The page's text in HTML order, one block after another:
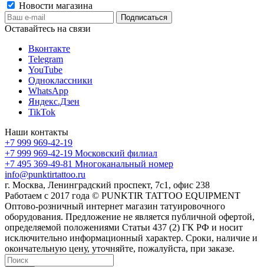
Новости магазина
Оставайтесь на связи
Вконтакте
Telegram
YouTube
Одноклассники
WhatsApp
Яндекс.Дзен
TikTok
Наши контакты
+7 999 969-42-19
+7 999 969-42-19 Московский филиал
+7 495 369-49-81 Многоканальный номер
info@punktirtattoo.ru
г. Москва, Ленинградский проспект, 7с1, офис 238
Работаем с 2017 года © PUNKTIR TATTOO EQUIPMENT
Оптово-розничный интернет магазин татуировочного
оборудования. Предложение не является публичной офертой,
определяемой положениями Статьи 437 (2) ГК РФ и носит
исключительно информационный характер. Сроки, наличие и
окончательную цену, уточняйте, пожалуйста, при заказе.